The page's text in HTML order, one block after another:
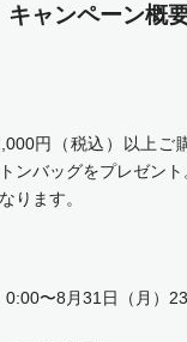
キャンペーン概
円（税込）以上ご
ンバッグをプレゼント
ります。
〜8月31日（月）